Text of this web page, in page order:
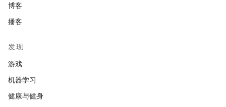
博客
播客
发现
游戏
机器学习
健康与健身